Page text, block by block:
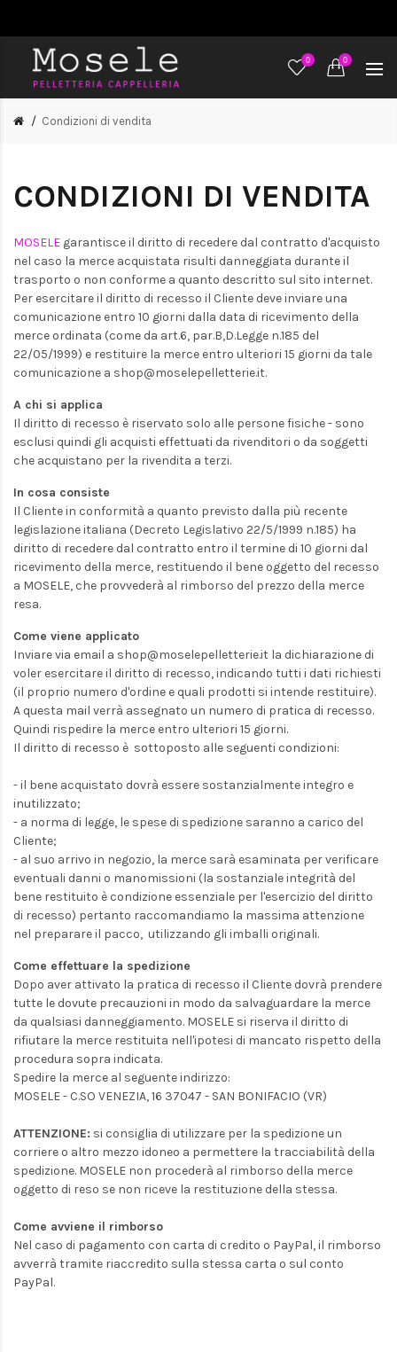
0 0
Condizioni di vendita
CONDIZIONI DI VENDITA
MOSELE garantisce il diritto di recedere dal contratto d'acquisto
nel caso la merce acquistata risulti danneggiata durante il
trasporto o non conforme a quanto descritto sul sito internet.
Per esercitare il diritto di recesso il Cliente deve inviare una
comunicazione entro 10 giorni dalla data di ricevimento della
merce ordinata (come da art.6, par.B,D.Legge n.185 del
22/05/1999) e restituire la merce entro ulteriori 15 giorni da tale
comunicazione a shop@moselepelletterie.it.
A chi si applica
Il diritto di recesso è riservato solo alle persone fisiche - sono
esclusi quindi gli acquisti effettuati da rivenditori o da soggetti
che acquistano per la rivendita a terzi.
In cosa consiste
Il Cliente in conformità a quanto previsto dalla più recente
legislazione italiana (Decreto Legislativo 22/5/1999 n.185) ha
diritto di recedere dal contratto entro il termine di 10 giorni dal
ricevimento della merce, restituendo il bene oggetto del recesso
a MOSELE, che provvederà al rimborso del prezzo della merce
resa.
Come viene applicato
Inviare via email a shop@moselepelletterie.it la dichiarazione di
voler esercitare il diritto di recesso, indicando tutti i dati richiesti
(il proprio numero d'ordine e quali prodotti si intende restituire).
A questa mail verrà assegnato un numero di pratica di recesso.
Quindi rispedire la merce entro ulteriori 15 giorni.
Il diritto di recesso è sottoposto alle seguenti condizioni:
- il bene acquistato dovrà essere sostanzialmente integro e
inutilizzato;
- a norma di legge, le spese di spedizione saranno a carico del
Cliente;
- al suo arrivo in negozio, la merce sarà esaminata per verificare
eventuali danni o manomissioni (la sostanziale integrità del
bene restituito è condizione essenziale per l'esercizio del diritto
di recesso) pertanto raccomandiamo la massima attenzione
nel preparare il pacco, utilizzando gli imballi originali.
Come effettuare la spedizione
Dopo aver attivato la pratica di recesso il Cliente dovrà prendere
tutte le dovute precauzioni in modo da salvaguardare la merce
da qualsiasi danneggiamento. MOSELE si riserva il diritto di
rifiutare la merce restituita nell'ipotesi di mancato rispetto della
procedura sopra indicata.
Spedire la merce al seguente indirizzo:
MOSELE - C.SO VENEZIA, 16 37047 - SAN BONIFACIO (VR)
ATTENZIONE: si consiglia di utilizzare per la spedizione un
corriere o altro mezzo idoneo a permettere la tracciabilità della
spedizione. MOSELE non procederà al rimborso della merce
oggetto di reso se non riceve la restituzione della stessa.
Come avviene il rimborso
Nel caso di pagamento con carta di credito o PayPal, il rimborso
avverrà tramite riaccredito sulla stessa carta o sul conto
PayPal.